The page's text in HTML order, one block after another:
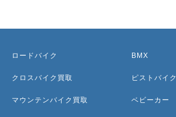
ロードバイク
クロスバイク買取
マウンテンバイク買取
BMX
ピストバイク
ベビーカー